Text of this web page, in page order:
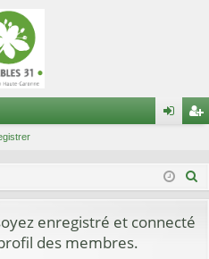
xi
on
eg
ist
enregistré et connecté
des membres.